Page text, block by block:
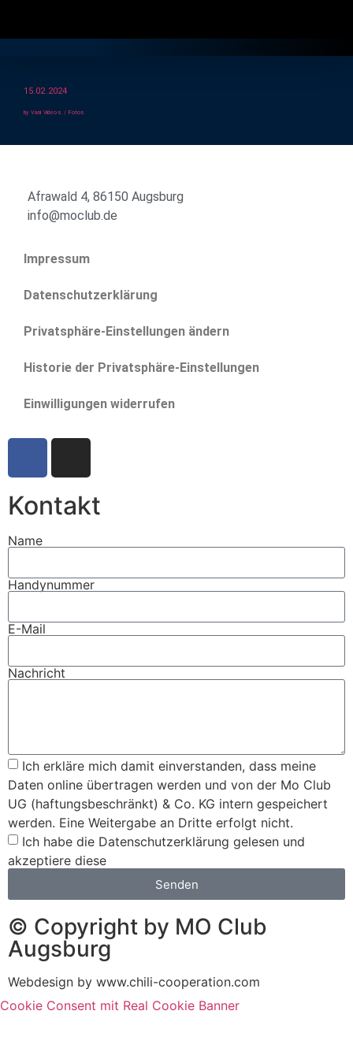
15.02.2024
by Vani Videos / Fotos
Afrawald 4, 86150 Augsburg
info@moclub.de
Impressum
Datenschutzerklärung
Privatsphäre-Einstellungen ändern
Historie der Privatsphäre-Einstellungen
Einwilligungen widerrufen
Kontakt
Name
Handynummer
E-Mail
Nachricht
Ich erkläre mich damit einverstanden, dass meine
Daten online übertragen werden und von der Mo Club
UG (haftungsbeschränkt) & Co. KG intern gespeichert
werden. Eine Weitergabe an Dritte erfolgt nicht.
Ich habe die Datenschutzerklärung gelesen und
akzeptiere diese
Senden
© Copyright by MO Club
Augsburg
Webdesign by www.chili-cooperation.com
Cookie Consent mit Real Cookie Banner